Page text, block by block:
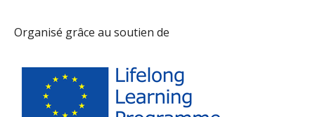
Organisé grâce au soutien de